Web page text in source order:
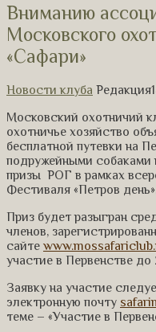
Вниманию
Московского
«Сафари»
Новости клуба Редакция
Московский охотничий
охотничье хозяйство
бесплатной путевки на
подружейными собаками
призы РОГ в рамках
Фестиваля «Петров
Приз будет разыгран
членов,
сайте
участие в Первенстве
Заявку на участие
электронную почту
теме – «Участие в